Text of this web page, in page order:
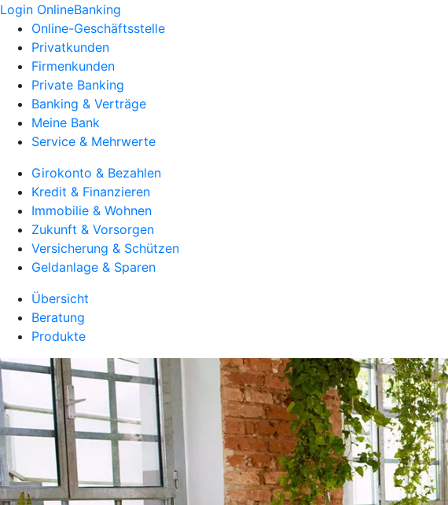
Login OnlineBanking
Online-Geschäftsstelle
Privatkunden
Firmenkunden
Private Banking
Banking & Verträge
Meine Bank
Service & Mehrwerte
Girokonto & Bezahlen
Kredit & Finanzieren
Immobilie & Wohnen
Zukunft & Vorsorgen
Versicherung & Schützen
Geldanlage & Sparen
Übersicht
Beratung
Produkte